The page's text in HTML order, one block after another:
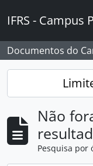
IFRS - Campus
Documentos do
Não
Pesquisa por